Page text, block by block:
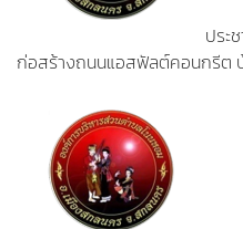
ประ
ก่อสร้างถนนแอสฟัลต์คอนกรีต